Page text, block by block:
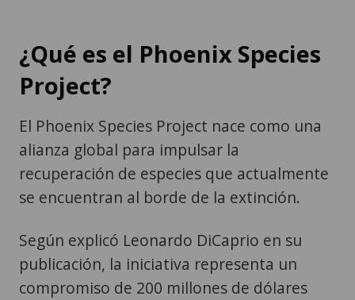
¿Qué es el Phoenix Species
Project?
El Phoenix Species Project nace como una
alianza global para impulsar la
recuperación de especies que actualmente
se encuentran al borde de la extinción.
Según explicó Leonardo DiCaprio en su
publicación, la iniciativa representa un
compromiso de 200 millones de dólares